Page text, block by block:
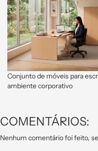
Conjunto de móveis para
ambiente corporativo
COMENTÁRIOS:
Nenhum comentário foi feito,